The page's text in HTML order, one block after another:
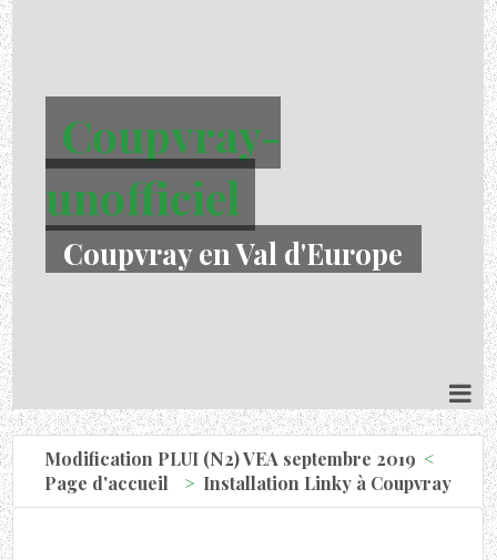
Coupvray-
unofficiel
Coupvray en Val d'Europe
Modification PLUI (N2) VEA septembre 2019
Page d'accueil
Installation Linky à Coupvray